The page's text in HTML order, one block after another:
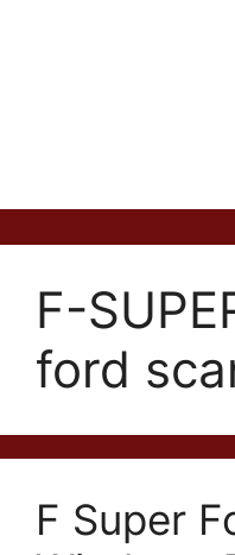
F-
ford
F Super